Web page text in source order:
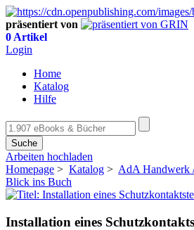
präsentiert von
0 Artikel
Login
Home
Katalog
Hilfe
Suche
Arbeiten hochladen
Homepage > Katalog > AdA Handwerk
Blick ins Buch
Installation eines